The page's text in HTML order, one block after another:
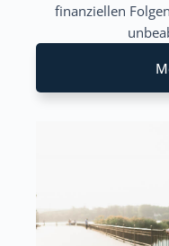
finanziellen